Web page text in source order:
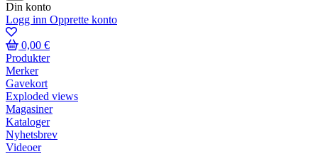
Din konto
Logg inn Opprette konto
0,00 €
Produkter
Merker
Gavekort
Exploded views
Magasiner
Kataloger
Nyhetsbrev
Videoer